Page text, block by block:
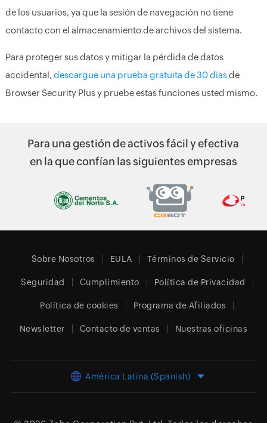
de los usuarios, ya que la sesión de navegación no tiene
contacto con el almacenamiento de archivos del sistema.
Para proteger sus datos y mitigar la pérdida de datos
accidental, descargue una prueba gratuita de 30 díasde
Browser Security Plus y pruebe estas funciones usted mismo.
Para una gestión de activos fácil y efectiva
en la que confían las siguientes empresas
Sobre Nosotros EULA Términos de Servicio
Seguridad Cumplimiento Política de Privacidad
Política de cookies Programa de Afiliados
Newsletter Contacto de ventas Nuestras oficinas
América Latina (Spanish)